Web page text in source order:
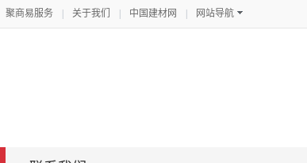
聚商易服务 关于我们 中国建材网 网站导航